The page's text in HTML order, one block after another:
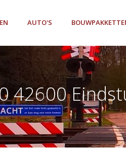
AUTO'S
42600